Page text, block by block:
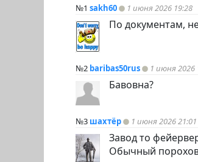
№1 sakh60 1 июня 2026 19:28
По документам,
№2 baribas50rus 1 июня 2026
Бавовна?
№3 шахтёр 1 июня 2026 21:01
Завод то
Обычный